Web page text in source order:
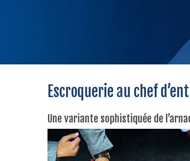
Escroquerie au chef
Une variante sophistiquée de